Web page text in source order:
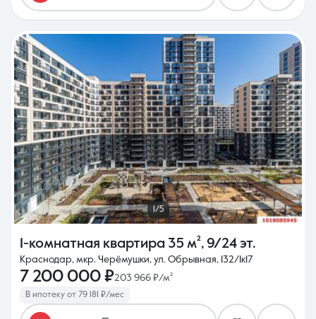
1/5
1-комнатная квартира 35 м², 9/24 эт.
Краснодар, мкр. Черёмушки, ул. Обрывная, 132/1к17
7 200 000 ₽203 966 ₽/м²
В ипотеку от 79 181 ₽/мес